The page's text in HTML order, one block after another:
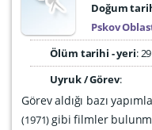
Doğum
Pskov
Ölüm tarihi - yeri:
Uyruk / Görev:
Görev aldığı bazı
1971 gibi filmler